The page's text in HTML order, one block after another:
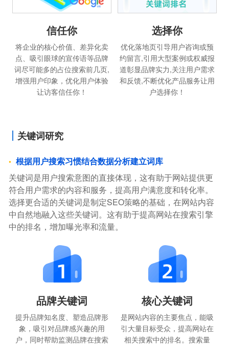
信任你
将企业的核心价值、差异化卖
点、吸引眼球的宣传语等品牌
词尽可能多的占位搜索前几页,
增强用户印象，优化用户体验
让访客信任你！
选择你
优化落地页引导用户咨询或预
约留言,引用大型案例或权威报
道彰显品牌实力,关注用户需求
和反馈,不断优化产品服务让用
户选择你！
关键词研究
根据用户搜索习惯结合数据分析建立词库
关键词是用户搜索意图的直接体现，这有助于网站提供更
符合用户需求的内容和服务，提高用户满意度和转化率。
选择更合适的关键词是制定SEO策略的基础，在网站内容
中自然地融入这些关键词。这有助于提高网站在搜索引擎
中的排名，增加曝光率和流量。
品牌关键词
提升品牌知名度、塑造品牌形
象，吸引对品牌感兴趣的用
户，同时帮助监测品牌在搜索
核心关键词
是网站内容的主要焦点，能吸
引大量目标受众，提高网站在
相关搜索中的排名。搜索量